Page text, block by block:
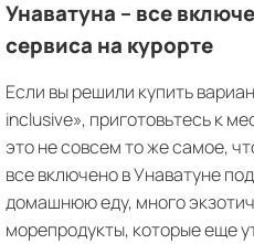
Унаватуна – все
сервиса на курорте
Если вы решили купить
inclusive», приготовьтесь к
это не совсем то же самое,
все включено в Унаватуне
домашнюю еду, много
морепродукты, которые еще